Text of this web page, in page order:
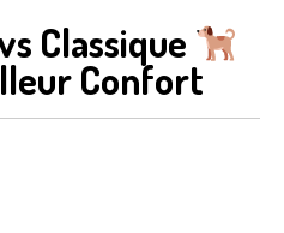
Classique
Confort